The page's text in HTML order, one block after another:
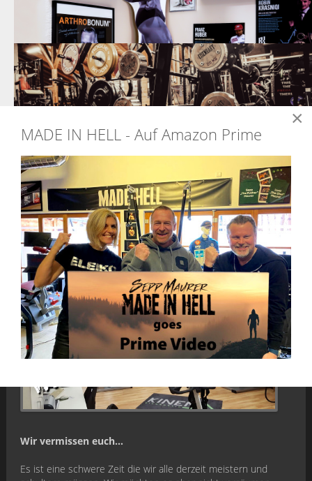
WIR VERMISSEN EUCH...
Wir vermissen euch…
Es ist eine schwere Zeit die wir alle derzeit meistern und
×
MADE IN HELL - Auf Amazon Prime